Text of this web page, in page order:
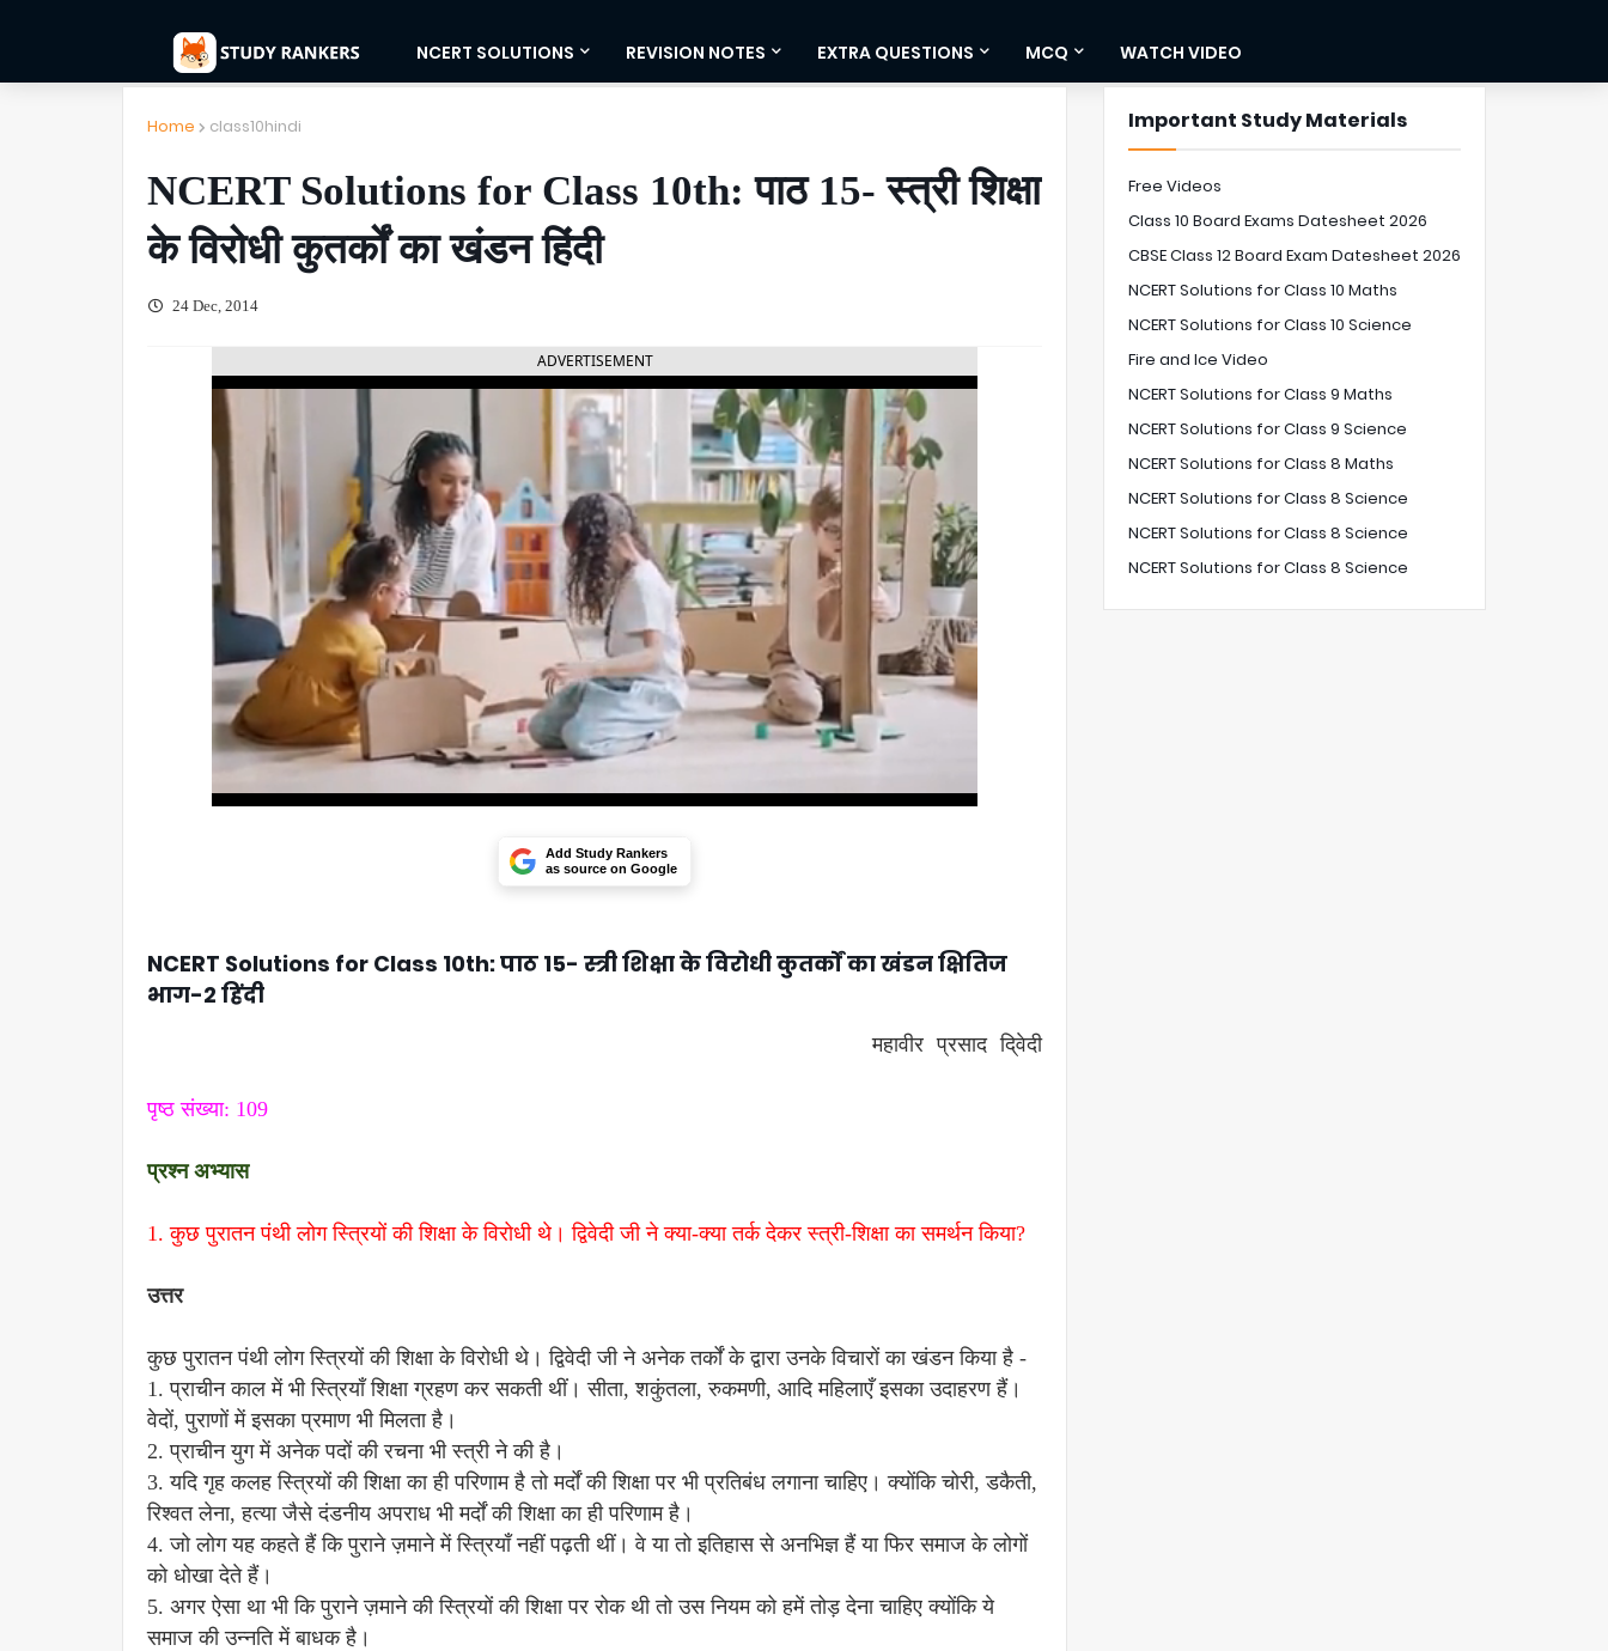
NCERT SOLUTIONS REVISION NOTES EXTRA QUESTIONS MCQ WATCH VIDEO
Home class10hindi
NCERT Solutions for Class 10th: पाठ 15- स्त्री शिक्षा
के विरोधी कुतर्कों का खंडन हिंदी
24 Dec, 2014
ADVERTISEMENT
Add Study Rankers
as source on Google
NCERT Solutions for Class 10th: पाठ 15- स्त्री शिक्षा के विरोधी कुतर्कों का खंडन क्षितिज
भाग-2 हिंदी
महावीर प्रसाददि्वेदी
पृष्ठ संख्या: 109
प्रश्न अभ्यास
1.कुछ पुरातन पंथी लोग स्त्रियों की शिक्षा के विरोधी थे। द्विवेदी जी ने क्या-क्या तर्क देकर स्त्री-शिक्षा का समर्थन किया?
उत्तर
कुछ पुरातन पंथी लोग स्त्रियों की शिक्षा के विरोधी थे। द्विवेदी जी ने अनेक तर्कों के द्वारा उनके विचारों का खंडन किया है -
1. प्राचीन काल में भी स्त्रियाँ शिक्षा ग्रहण कर सकती थीं। सीता, शकुंतला, रुकमणी, आदि महिलाएँ इसका उदाहरण हैं।
वेदों, पुराणों में इसका प्रमाण भी मिलता है।
2. प्राचीन युग में अनेक पदों की रचना भी स्त्री ने की है।
3. यदि गृह कलह स्त्रियों की शिक्षा का ही परिणाम है तो मर्दों की शिक्षा पर भी प्रतिबंध लगाना चाहिए। क्योंकि चोरी, डकैती,
रिश्वत लेना, हत्या जैसे दंडनीय अपराध भी मर्दों की शिक्षा का ही परिणाम है।
4. जो लोग यह कहते हैं कि पुराने ज़माने में स्त्रियाँ नहीं पढ़ती थीं। वे या तो इतिहास से अनभिज्ञ हैं या फिर समाज के लोगों
को धोखा देते हैं।
5. अगर ऐसा था भी कि पुराने ज़माने की स्त्रियों की शिक्षा पर रोक थी तो उस नियम को हमें तोड़ देना चाहिए क्योंकि ये
समाज की उन्नति में बाधक है।
Important Study Materials
Free Videos
Class 10 Board Exams Datesheet 2026
CBSE Class 12 Board Exam Datesheet 2026
NCERT Solutions for Class 10 Maths
NCERT Solutions for Class 10 Science
Fire and Ice Video
NCERT Solutions for Class 9 Maths
NCERT Solutions for Class 9 Science
NCERT Solutions for Class 8 Maths
NCERT Solutions for Class 8 Science
NCERT Solutions for Class 8 Science
NCERT Solutions for Class 8 Science